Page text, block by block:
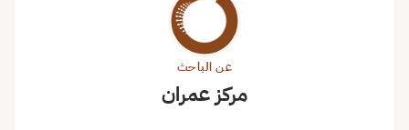
عن الباحث
مركز عمران